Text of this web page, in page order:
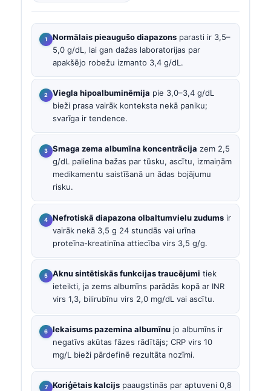
Normālais pieaugušo diapazons parasti ir 3,5–
5,0 g/dL, lai gan dažas laboratorijas par
apakšējo robežu izmanto 3,4 g/dL.
Viegla hipoalbuminēmija pie 3,0–3,4 g/dL
bieži prasa vairāk konteksta nekā paniku;
svarīga ir tendence.
Smaga zema albumīna koncentrācija zem 2,5
g/dL palielina bažas par tūsku, ascītu, izmaiņām
medikamentu saistīšanā un ādas bojājumu
risku.
Nefrotiskā diapazona olbaltumvielu zudums ir
vairāk nekā 3,5 g 24 stundās vai urīna
proteīna-kreatinīna attiecība virs 3,5 g/g.
Aknu sintētiskās funkcijas traucējumi tiek
ieteikti, ja zems albumīns parādās kopā ar INR
virs 1,3, bilirubīnu virs 2,0 mg/dL vai ascītu.
Iekaisums pazemina albumīnu jo albumīns ir
negatīvs akūtas fāzes rādītājs; CRP virs 10
mg/L bieži pārdefinē rezultāta nozīmi.
Koriģētais kalcijs paaugstinās par aptuveni 0,8